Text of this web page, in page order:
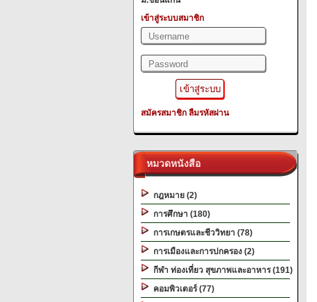
เข้าสู่ระบบสมาชิก
สมัครสมาชิก ลืมรหัสผ่าน
หมวดหนังสือ
กฎหมาย (2)
การศึกษา (180)
การเกษตรและชีววิทยา (78)
การเมืองและการปกครอง (2)
กีฬา ท่องเที่ยว สุขภาพและอาหาร (191)
คอมพิวเตอร์ (77)